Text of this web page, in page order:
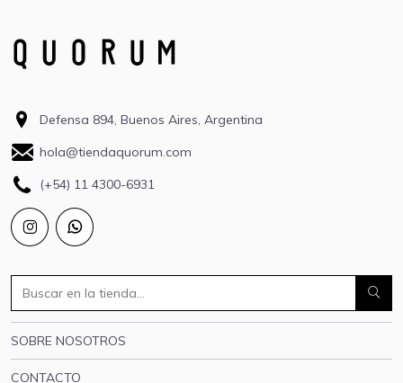
Defensa 894, Buenos Aires, Argentina
hola@tiendaquorum.com
(+54) 11 4300-6931
SOBRE NOSOTROS
CONTACTO